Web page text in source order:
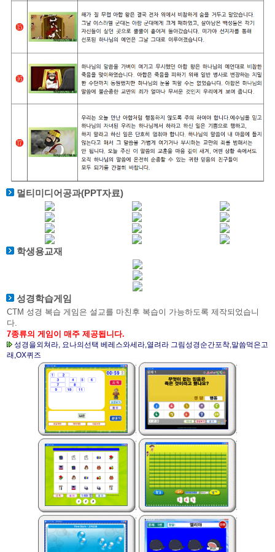
멀티미디어공과(PPT자료)
학생용교재
성경학습게임
CTM 성경 복습 게임은 설교를 마친후 복습이 가능하도록 제작되었습니
다.
7종류의 게임이 매주 제공됩니다.
성경을외쳐라, 요나의선택 베레스와세라,열려라 그림성경순간포착,말씀먹은고
래,OX퀴즈